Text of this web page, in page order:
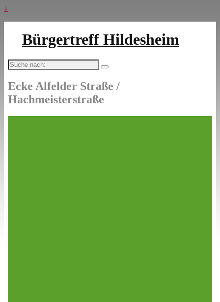
↓
Bürgertreff Hildesheim
Suche
nach:
Ecke Alfelder Straße /
Hachmeisterstraße